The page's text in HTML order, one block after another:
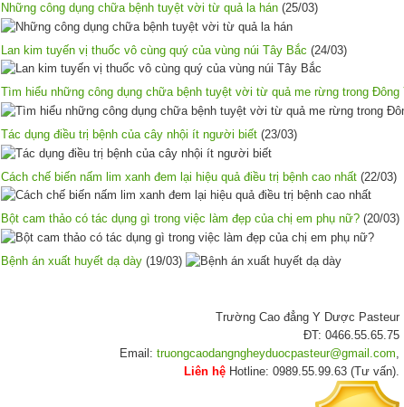
Những công dụng chữa bệnh tuyệt vời từ quả la hán (25/03)
Lan kim tuyến vị thuốc vô cùng quý của vùng núi Tây Bắc (24/03)
Tìm hiểu những công dụng chữa bệnh tuyệt vời từ quả me rừng trong Đông
Tác dụng điều trị bệnh của cây nhội ít người biết (23/03)
Cách chế biến nấm lim xanh đem lại hiệu quả điều trị bệnh cao nhất (22/03)
Bột cam thảo có tác dụng gì trong việc làm đẹp của chị em phụ nữ? (20/03)
Bệnh án xuất huyết dạ dày (19/03)
Trường Cao đẳng Y Dược Pasteur
ĐT: 0466.55.65.75
Email:truongcaodangngheyduocpasteur@gmail.com,
Liên hệ Hotline: 0989.55.99.63 (Tư vấn).